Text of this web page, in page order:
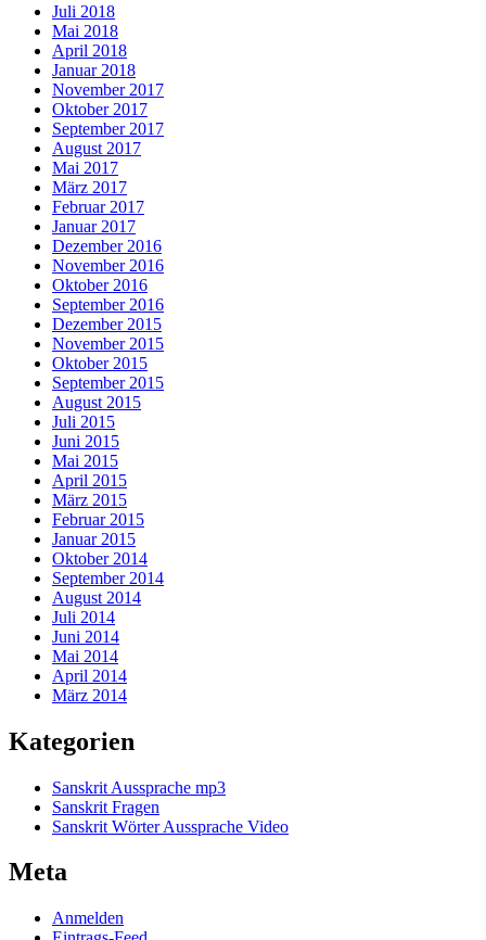
Juli 2018
Mai 2018
April 2018
Januar 2018
November 2017
Oktober 2017
September 2017
August 2017
Mai 2017
März 2017
Februar 2017
Januar 2017
Dezember 2016
November 2016
Oktober 2016
September 2016
Dezember 2015
November 2015
Oktober 2015
September 2015
August 2015
Juli 2015
Juni 2015
Mai 2015
April 2015
März 2015
Februar 2015
Januar 2015
Oktober 2014
September 2014
August 2014
Juli 2014
Juni 2014
Mai 2014
April 2014
März 2014
Kategorien
Sanskrit Aussprache mp3
Sanskrit Fragen
Sanskrit Wörter Aussprache Video
Meta
Anmelden